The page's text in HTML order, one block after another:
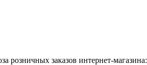
розничных заказов интернет-магазина: